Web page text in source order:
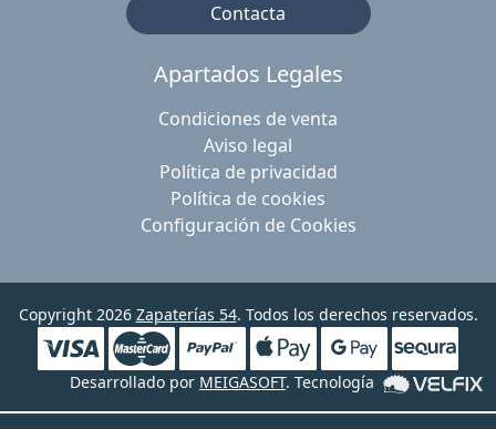
Contacta
Apartados Legales
Condiciones de venta
Aviso legal
Política de privacidad
Política de cookies
Configuración de Cookies
Copyright 2026 Zapaterías 54. Todos los derechos reservados.
Desarrollado por MEIGASOFT. Tecnología